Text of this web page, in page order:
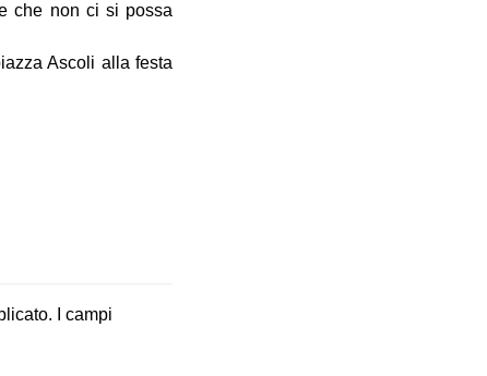
che non ci si possa
Ascoli alla festa
I campi